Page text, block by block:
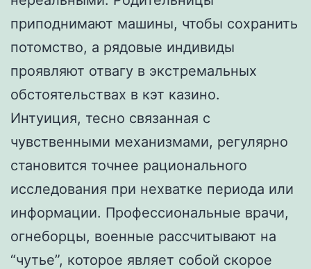
приподнимают машины, чтобы сохранить
потомство, а рядовые индивиды
проявляют отвагу в экстремальных
обстоятельствах в кэт казино.
Интуиция, тесно связанная с
чувственными механизмами, регулярно
становится точнее рационального
исследования при нехватке периода или
информации. Профессиональные врачи,
огнеборцы, военные рассчитывают на
“чутье”, которое являет собой скорое